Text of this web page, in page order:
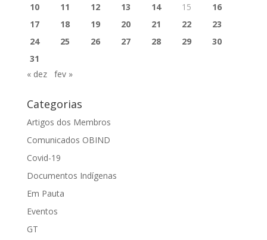
10
11 12 13 14 15
16
17
18 19 20 21 22
23
24
25 26 27 28 29
30
31
« dez
fev »
Categorias
Artigos dos Membros
Comunicados OBIND
Covid-19
Documentos Indígenas
Em Pauta
Eventos
GT